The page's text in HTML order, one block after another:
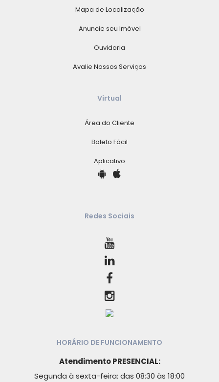
Mapa de Localização
Anuncie seu Imóvel
Ouvidoria
Avalie Nossos Serviços
Virtual
Área do Cliente
Boleto Fácil
Aplicativo
Redes Sociais
HORÁRIO DE FUNCIONAMENTO
Atendimento PRESENCIAL:
Segunda à sexta-feira: das 08:30 às 18:00